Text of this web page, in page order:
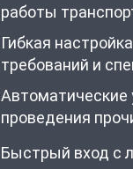
работы
Гибкая
требований и
Автоматические
проведения
Быстрый вход с